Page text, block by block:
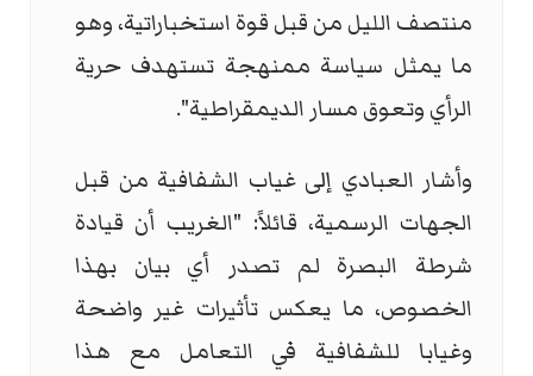
منتصف الليل من قبل قوة استخباراتية، وهو
ما يمثل سياسة ممنهجة تستهدف حرية
الرأي وتعوق مسار الديمقراطية".
وأشار العبادي إلى غياب الشفافية من قبل
الجهات الرسمية، قائلاً: "الغريب أن قيادة
شرطة البصرة لم تصدر أي بيان بهذا
الخصوص، ما يعكس تأثيرات غير واضحة
وغيابا للشفافية في التعامل مع هذا